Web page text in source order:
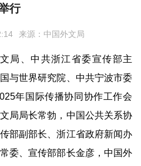
行
来源：中国外文局
局、中共浙江省委宣传部主
与世界研究院、中共宁波市委
年国际传播协同协作工作会
局局长常勃，中国公共关系协
部副部长、浙江省政府新闻办
委、宣传部部长金彦，中国外